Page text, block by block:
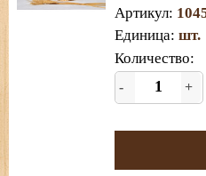
Артикул:
Единица: шт.
Количество:
- +